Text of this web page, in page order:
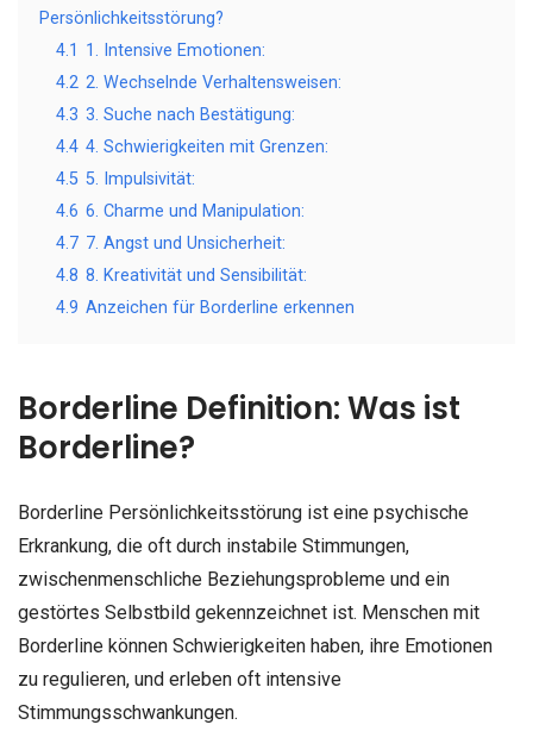
Persönlichkeitsstörung?
4.1 1. Intensive Emotionen:
4.2 2. Wechselnde Verhaltensweisen:
4.3 3. Suche nach Bestätigung:
4.4 4. Schwierigkeiten mit Grenzen:
4.5 5. Impulsivität:
4.6 6. Charme und Manipulation:
4.7 7. Angst und Unsicherheit:
4.8 8. Kreativität und Sensibilität:
4.9 Anzeichen für Borderline erkennen
Borderline Definition: Was ist
Borderline?
Borderline Persönlichkeitsstörung ist eine psychische
Erkrankung, die oft durch instabile Stimmungen,
zwischenmenschliche Beziehungsprobleme und ein
gestörtes Selbstbild gekennzeichnet ist. Menschen mit
Borderline können Schwierigkeiten haben, ihre Emotionen
zu regulieren, und erleben oft intensive
Stimmungsschwankungen.